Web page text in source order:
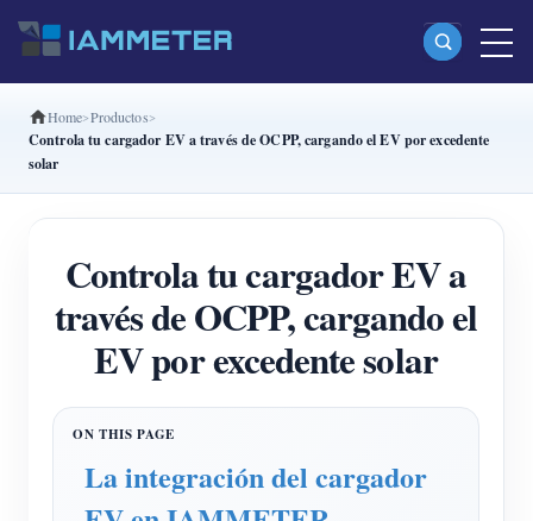
Productos
Medidor Wi-Fi bifásico (WEM2067)
Medidor Wi-Fi trifásico (WEM3080T)
Medidor Wi-Fi trifásico (WEM3046T)
Medidor Wi-Fi trifásico (WEM3050T)
Controlador de potencia WiFi
Servicio self-hosting
Home Productos
Controla tu cargador EV a través de OCPP, cargando el EV por excedente
solar
Controla tu cargador EV a
través de OCPP, cargando el
EV por excedente solar
La integración del cargador